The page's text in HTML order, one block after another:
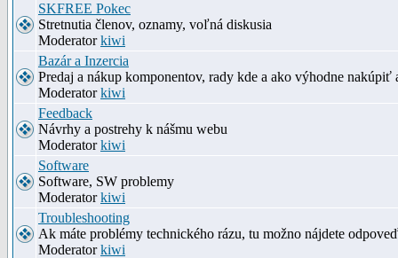
SKFREE Pokec
Stretnutia členov, oznamy, voľná diskusia
Moderatorkiwi
Bazár a Inzercia
Predaj a nákup komponentov, rady kde a ako výhodne nakúpiť
Moderatorkiwi
Feedback
Návrhy a postrehy k nášmu webu
Moderatorkiwi
Software
Software, SW problemy
Moderatorkiwi
Troubleshooting
Ak máte problémy technického rázu, tu možno nájdete odpoveď
Moderatorkiwi